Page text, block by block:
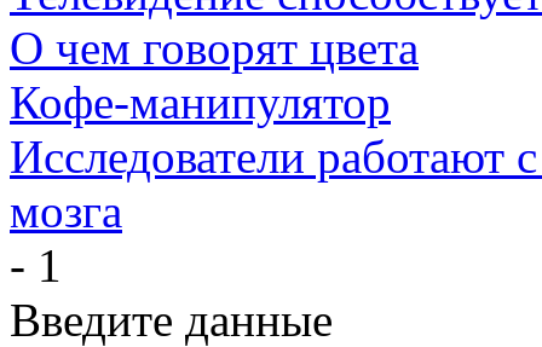
О чем говорят цвета
Кофе-манипулятор
Исследователи
мозга
- 1
Введите данные